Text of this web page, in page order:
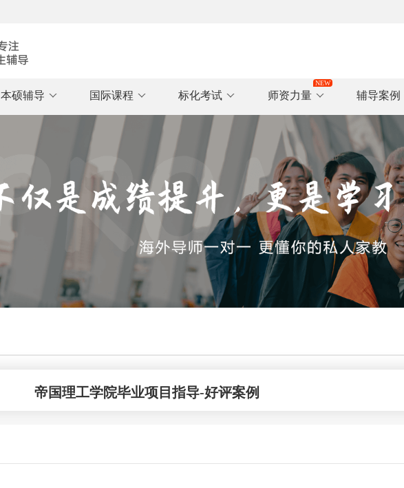
本硕辅导 国际课程 标化考试 师资力量 辅导案例
帝国理工学院毕业项目指导-好评案例
联系规划老师 联系规划老师